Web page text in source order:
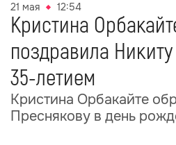
21 мая 12:54
Кристина
поздравила
35-летием
Кристина Орбакайте
Преснякову в день